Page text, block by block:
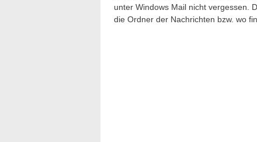
unter Windows Mail nicht vergessen.
die Ordner der Nachrichten bzw. wo